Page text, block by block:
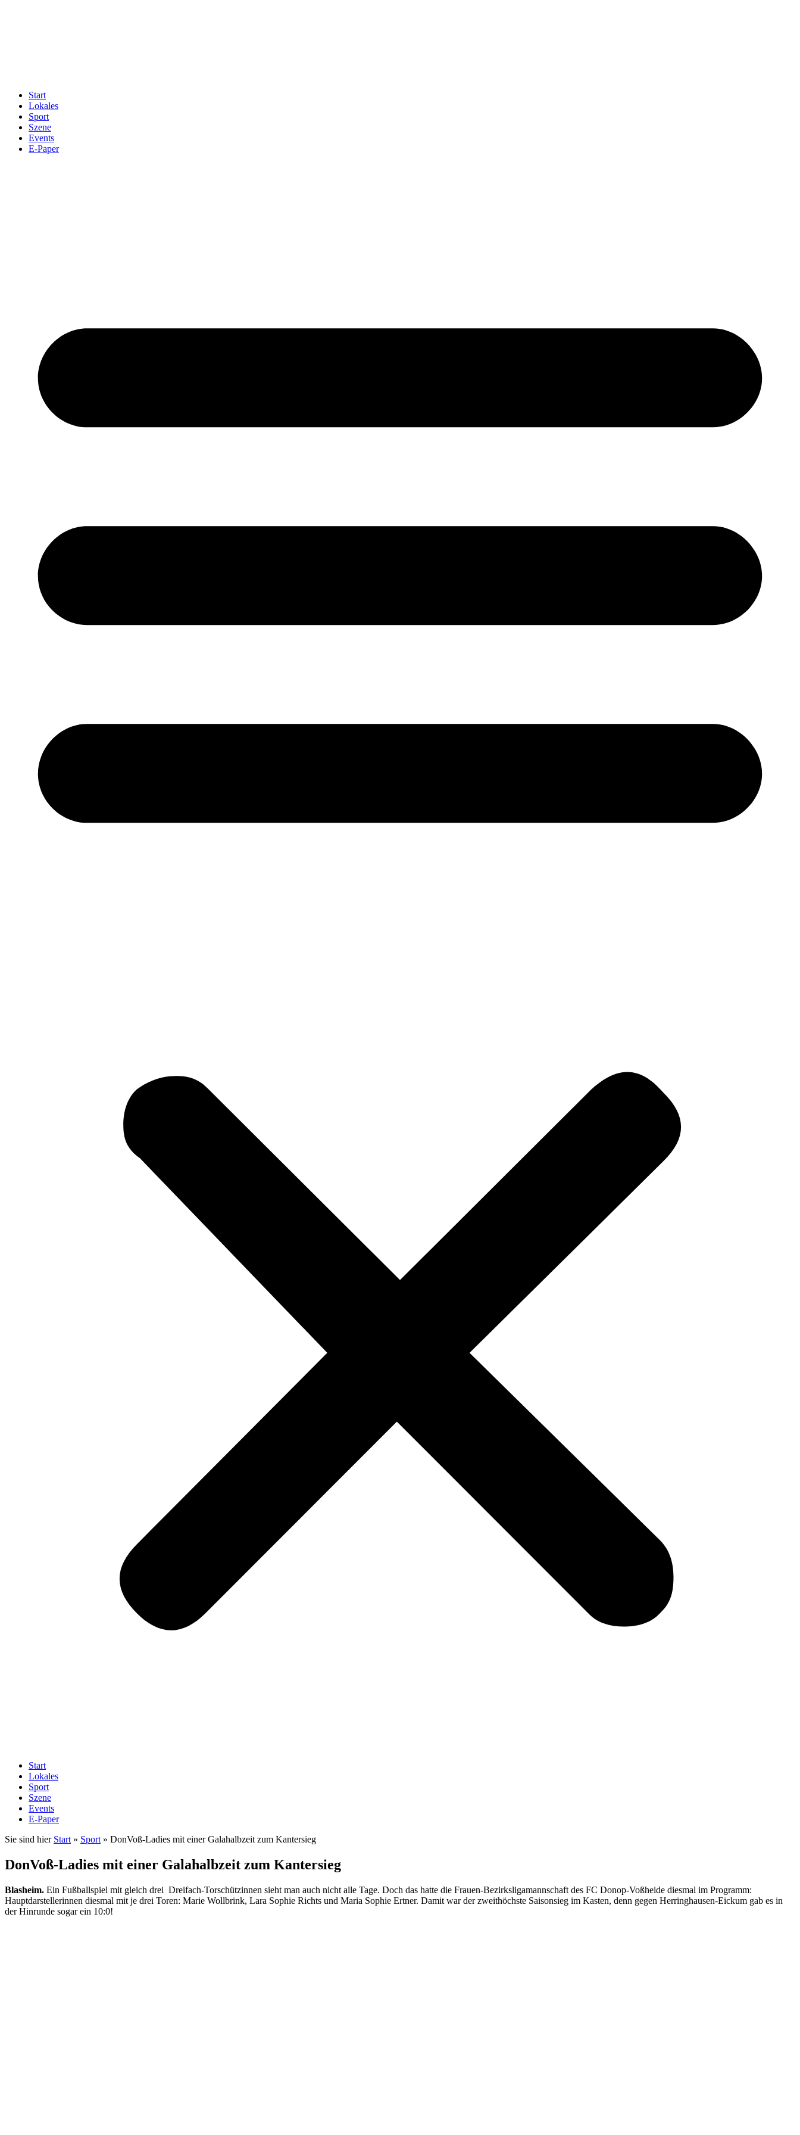
Start
Lokales
Sport
Szene
Events
E-Paper
Start
Lokales
Sport
Szene
Events
E-Paper
Sie sind hier Start » Sport » DonVoß-Ladies mit einer Galahalbzeit zum Kantersieg
DonVoß-Ladies mit einer Galahalbzeit zum Kantersieg
Blasheim. Ein Fußballspiel mit gleich drei Dreifach-Torschützinnen sieht man auch nicht alle Tage. Doch das hatte die Frauen-Bezirksligamannschaft des FC Donop-Voßheide diesmal im Programm:
Hauptdarstellerinnen diesmal mit je drei Toren: Marie Wollbrink, Lara Sophie Richts und Maria Sophie Ertner. Damit war der zweithöchste Saisonsieg im Kasten, denn gegen Herringhausen-Eickum gab es in
der Hinrunde sogar ein 10:0!